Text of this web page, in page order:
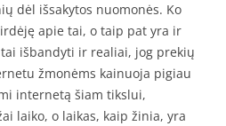
dėl išsakytos nuomonės. Ko
apie tai, o taip pat yra ir
išbandyti ir realiai, jog prekių
žmonėms kainuoja pigiau
internetą šiam tikslui,
laiko, o laikas, kaip žinia, yra